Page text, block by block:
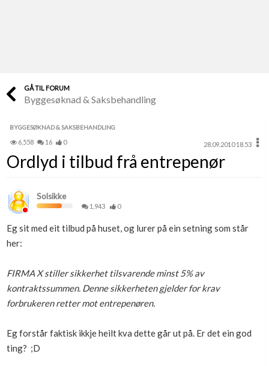
Finn håndverkere
Papirer som mangler
Skaff dokumentasjon som mangler
Kundeservice
Få svar på det du lurer på
Kom i gang med Boligmappa
Boligmappa+
Få mer ut av Boligmappa
GÅ TIL FORUM
Byggesøknad & Saksbehandling
BYGGESØKNAD & SAKSBEHANDLING
6,558 16 0 28.09.2010 18.53
Ordlyd i tilbud frå entrepenør
Solsikke
1,943 0
Eg sit med eit tilbud på huset, og lurer på ein setning som står
her:
FIRMA X stiller sikkerhet tilsvarende minst 5% av
kontraktssummen. Denne sikkerheten gjelder for krav
forbrukeren retter mot entrepenøren.
Eg forstår faktisk ikkje heilt kva dette går ut på. Er det ein god
ting? ;D